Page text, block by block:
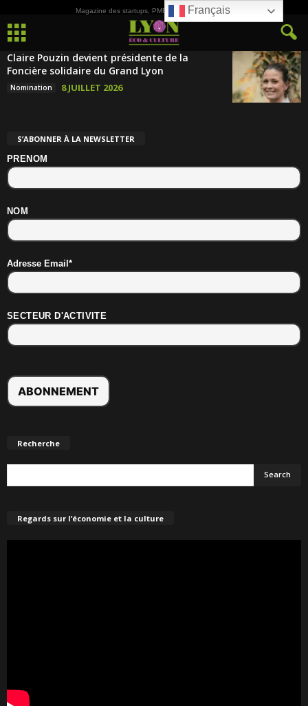
Magazine des startups, PME, ETI et de la Culture
Claire Pouzin devient présidente de la
Foncière solidaire du Grand Lyon
Nomination 8 JUILLET 2026
S’ABONNER À LA NEWSLETTER
PRENOM
NOM
Adresse Email*
SECTEUR D'ACTIVITE
Recherche
Regards sur l’économie et la culture
Français